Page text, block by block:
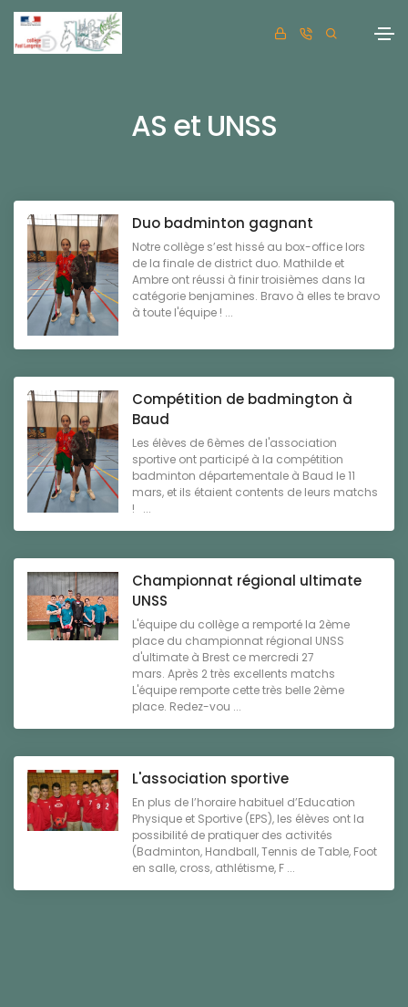
AS et UNSS
Duo badminton gagnant
Notre collège s’est hissé au box-office lors
de la finale de district duo. Mathilde et
Ambre ont réussi à finir troisièmes dans la
catégorie benjamines. Bravo à elles te bravo
à toute l'équipe ! ...
Compétition de badmington à
Baud
Les élèves de 6èmes de l'association
sportive ont participé à la compétition
badminton départementale à Baud le 11
mars, et ils étaient contents de leurs matchs
! ...
Championnat régional ultimate
UNSS
L'équipe du collège a remporté la 2ème
place du championnat régional UNSS
d'ultimate à Brest ce mercredi 27
mars. Après 2 très excellents matchs
L'équipe remporte cette très belle 2ème
place. Redez-vou ...
L'association sportive
En plus de l’horaire habituel d’Education
Physique et Sportive (EPS), les élèves ont la
possibilité de pratiquer des activités
(Badminton, Handball, Tennis de Table, Foot
en salle, cross, athlétisme, F ...